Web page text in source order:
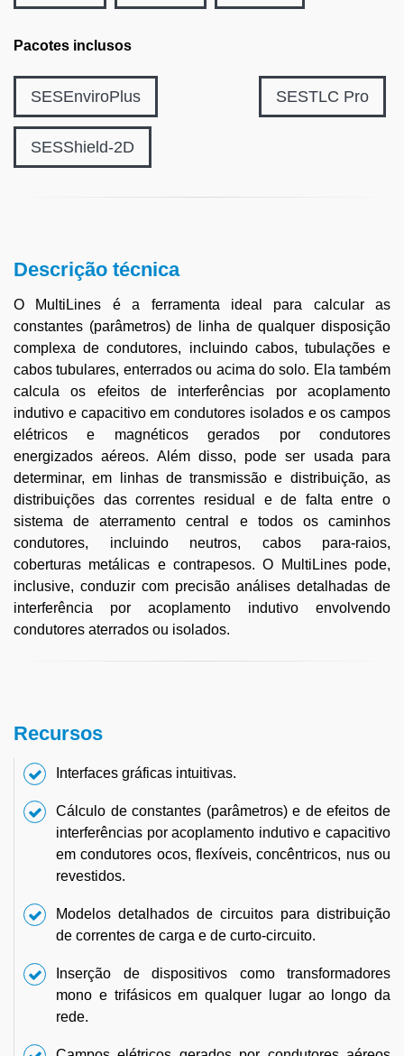
Pacotes inclusos
SESEnviroPlus SESTLC Pro
SESShield-2D
Descrição técnica
O MultiLines é a ferramenta ideal para calcular as
constantes (parâmetros) de linha de qualquer disposição
complexa de condutores, incluindo cabos, tubulações e
cabos tubulares, enterrados ou acima do solo. Ela também
calcula os efeitos de interferências por acoplamento
indutivo e capacitivo em condutores isolados e os campos
elétricos e magnéticos gerados por condutores
energizados aéreos. Além disso, pode ser usada para
determinar, em linhas de transmissão e distribuição, as
distribuições das correntes residual e de falta entre o
sistema de aterramento central e todos os caminhos
condutores, incluindo neutros, cabos para-raios,
coberturas metálicas e contrapesos. O MultiLines pode,
inclusive, conduzir com precisão análises detalhadas de
interferência por acoplamento indutivo envolvendo
condutores aterrados ou isolados.
Recursos
Interfaces gráficas intuitivas.
Cálculo de constantes (parâmetros) e de efeitos de
interferências por acoplamento indutivo e capacitivo
em condutores ocos, flexíveis, concêntricos, nus ou
revestidos.
Modelos detalhados de circuitos para distribuição
de correntes de carga e de curto-circuito.
Inserção de dispositivos como transformadores
mono e trifásicos em qualquer lugar ao longo da
rede.